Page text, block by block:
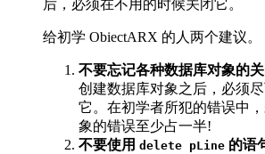
后，必须在不用的时候关闭它。
给初学 ObiectARX 的人两个建议。
不要忘记各种数据库对象的关
创建数据库对象之后，必须
它。在初学者所犯的错误中
象的错误至少占一半!
不要使用 delete pLine 的语